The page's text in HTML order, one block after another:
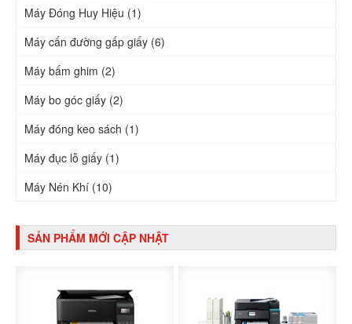
Máy Đóng Huy Hiệu (1)
Máy cấn đường gấp giấy (6)
Máy bấm ghim (2)
Máy bo góc giấy (2)
Máy đóng keo sách (1)
Máy đục lỗ giấy (1)
Máy Nén Khí (10)
SẢN PHẨM MỚI CẬP NHẬT